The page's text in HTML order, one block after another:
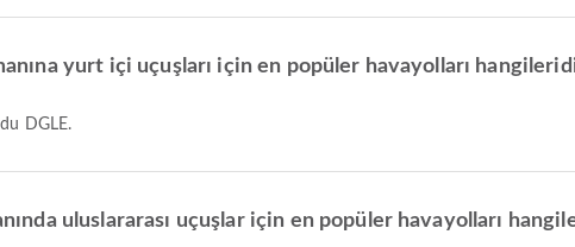
yurt içi uçuşları için en popüler havayolları
DGLE.
uluslararası uçuşlar için en popüler havayolları